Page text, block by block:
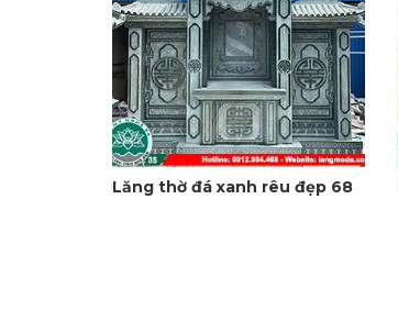
Lăng thờ đá xanh rêu đẹp 68